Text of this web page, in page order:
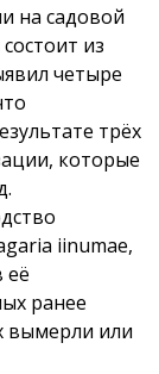
на садовой
из
четыре
трёх
которые
iinumae,
её
ранее
вымерли или